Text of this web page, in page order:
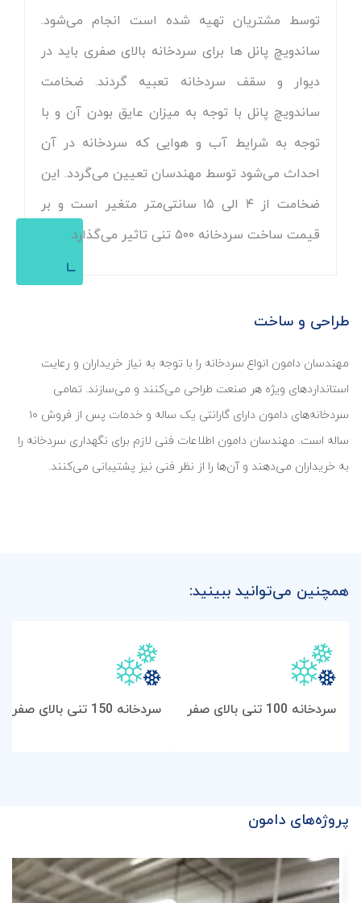
توسط مشتریان تهیه شده است انجام می‌شود.
ساندویچ پانل ها برای سردخانه بالای صفری باید در
دیوار و سقف سردخانه تعبیه گردند. ضخامت
ساندویچ پانل با توجه به میزان عایق بودن آن و با
توجه به شرایط آب و هوایی که سردخانه در آن
احداث می‌شود توسط مهندسان تعیین می‌گردد. این
ضخامت از ۴ الی ۱۵ سانتی‌متر متغیر است و بر
قیمت ساخت سردخانه ۵۰۰ تنی تاثیر می‌گذارد.
طراحی و ساخت
مهندسان دامون انواع سردخانه را با توجه به نیاز خریداران و رعایت
استانداردهای ویژه هر صنعت طراحی می‌کنند و می‌سازند. تمامی
سردخانه‌های دامون دارای گارانتی یک ساله و خدمات پس از فروش ۱۰
ساله است. مهندسان دامون اطلاعات فنی لازم برای نگهداری سردخانه را
به خریداران می‌دهند و آن‌ها را از نظر فنی نیز پشتیبانی می‌کنند.
همچنین می‌توانید ببینید:
سردخانه 100 تنی بالای صفر سردخانه 150 تنی بالای صفر
پروژه‌های دامون